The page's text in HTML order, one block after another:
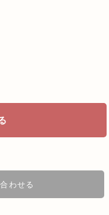
わせる